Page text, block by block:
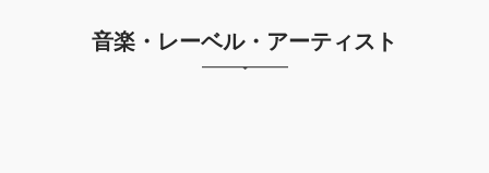
音楽・レーベル・アーティスト